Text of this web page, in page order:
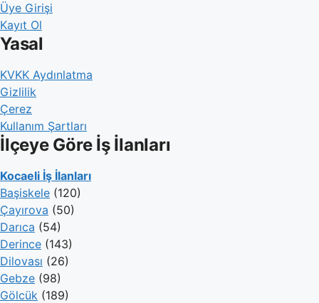
Üye Girişi
Kayıt Ol
Yasal
KVKK Aydınlatma
Gizlilik
Çerez
Kullanım Şartları
İlçeye Göre İş İlanları
Kocaeli İş İlanları
Başiskele (120)
Çayırova (50)
Darıca (54)
Derince (143)
Dilovası (26)
Gebze (98)
Gölcük (189)